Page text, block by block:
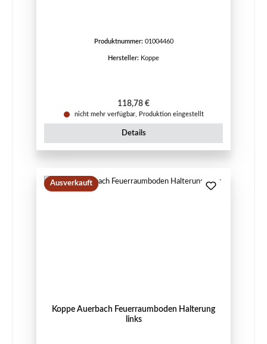
Produktnummer: 01004460
Hersteller: Koppe
Regulärer Preis:
118,78 €
nicht mehr verfügbar, Produktion eingestellt
Details
Ausverkauft
Koppe Auerbach Feuerraumboden Halterung
links